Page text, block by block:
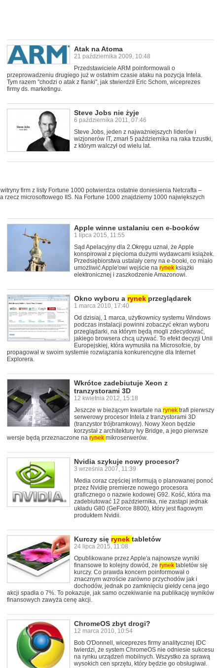
Atak na Atoma
21 października 2009, 10:48
Przedstawiciele ARM poinformowali o
przeprowadzeniu drugiego już w ostatnim czasie ataku na pozycja Intela.
Tym razem "chodzi o atak z flanki", jak stwierdził Eric Schom, wiceprezes
firmy ds. marketingu.
Steve Jobs nie żyje
6 października 2011, 07:46
Steve Jobs, jeden z najważniejszych liderów i
wizjonerów IT, zmarł 5 października na raka trzustki,
z którym walczył od wielu lat.
firm z listy Fortune 1000 potwierdza ostatnie doniesienia Netcrafta –
rzecz microsoftowego IIS. Na Fortune 1000 znajdziemy 1000 największych
Apple winne ustalaniu cen e-booków
1 lipca 2015, 11:55
Sąd Apelacyjny dla 2.Okręgu uznał, że Apple
konspirował z pięcioma dużymi wydawcami książek.
Przedsiębiorstwa ustalały ceny na e-booki, co miało
umożliwić Apple'owi wejście na rynek książki
elektronicznej i zaszkodzenie Amazonowi.
Okno wyboru a rynek przeglądarek
1 marca 2010, 17:40
Od dzisiaj, 1 marca, użytkownicy systemu Windows
podczas instalacji powinni zobaczyć ekran wyboru
przeglądarki, na którym będą mogli zdecydować,
jakiego browsera chcą używać. To efekt decyzji Unii
Europejskiej, która wymusiła na Microsofcie, by
propagował w swoim systemie rozwiązania konkurencyjne dla Internet
Explorera.
Wkrótce zadebiutuje Xeon z
tranzystorami 3D
12 kwietnia 2012, 15:18
Jeszcze w bieżącym kwartale na rynek trafi pierwszy
serwerowy procesor Intela z tranzystorami 3D
(tranzystor trójbramkowy). Nowy Xeon będzie
korzystał z architektury Ivy Bridge, a jego pierwsze
wersje będą przeznaczone na rynek mikroserwerów.
Nvidia szykuje nowy procesor?
3 września 2007, 11:39
Media coraz częściej informują o planowanej ponoć
przez Nvidię premierze nowego procesora
graficznego o nazwie kodowej G92. Kość, która ma
zadebiutować 12 października, nie zastąpi jednak
układu G80 (GeForce 8800), który jest flagowym
produktem Nvidii.
Kurczy się rynek tabletów
24 lipca 2015, 11:08
Opublikowane przez Apple'a najnowsze wyniki
finansowe to kolejny dowód, że rynek tabletów się
kurczy. Co prawda koncern poinformował o
znacznym wzroście zarówno przychodów jak i
dochodów, jednak po zamknięciu giełdy cena jego
akcji spadła o 7%. To pokazuje, jak samo oczekiwanie na publikację wyników
finansowych zawyża cenę akcji.
ChromeOS zbyt drogi?
12 marca 2010, 10:54
Bob O'Donnell, wiceprezes firmy analitycznej IDC
twierdzi, że system ChromeOS nie odniesie sukcesu
na rynku urządzeń mobilnych. Wszystko za sprawą
wysokich cen sprzętu, który będzie go obsługiwał.